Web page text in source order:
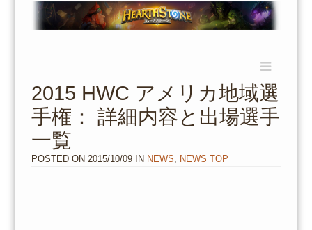
content
2015 HWC アメリカ地域選
手権： 詳細内容と出場選手
一覧
POSTED ON 2015/10/09IN NEWS NEWS TOP